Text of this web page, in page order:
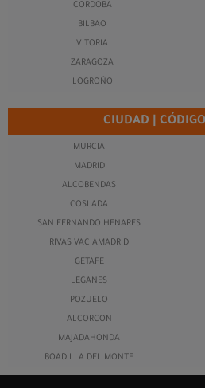
CORDOBA
BILBAO
VITORIA
ZARAGOZA
LOGROÑO
CIUDAD |
MURCIA
MADRID
ALCOBENDAS
COSLADA
SAN FERNANDO HENARES
RIVAS VACIAMADRID
GETAFE
LEGANES
POZUELO
ALCORCON
MAJADAHONDA
BOADILLA DEL MONTE